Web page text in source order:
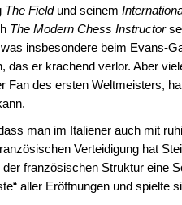
The Fieldund seinem
The Modern Chess Instructor
insbesondere beim Evans-
das er krachend verlor. Aber
Fan des ersten Weltmeisters,
man im Italiener auch mit
Verteidigung hat
französischen Struktur eine
aller Eröffnungen und spielte